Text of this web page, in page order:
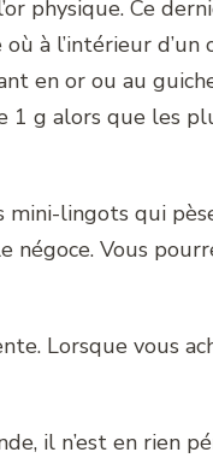
physique. Ce
à l’intérieur
en or ou au
1 g alors que les
mini-lingots qui
négoce. Vous
Lorsque vous
il n’est en rien